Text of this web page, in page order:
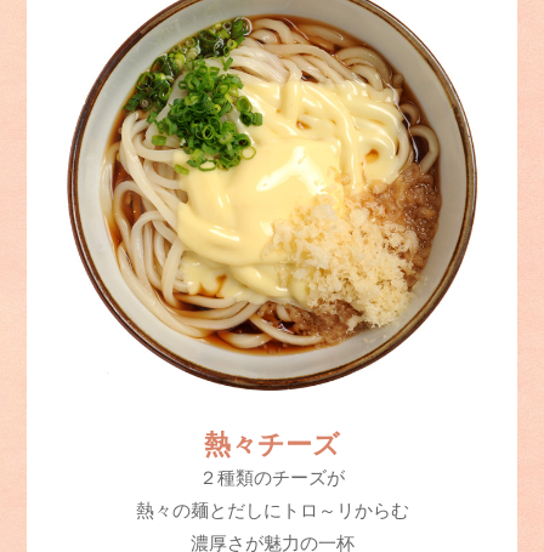
熱々チーズ
２種類のチーズが
熱々の麺とだしにトロ～リからむ
濃厚さが魅力の一杯